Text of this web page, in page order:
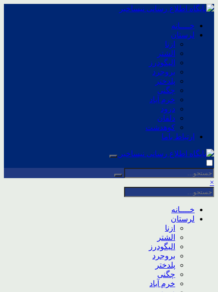
خــــانه
لرستان
ازنا
الشتر
الیگودرز
بروجرد
پلدختر
چگنی
خرم آباد
درود
دلفان
کوهدشت
ارتباط باما
×
خــــانه
لرستان
ازنا
الشتر
الیگودرز
بروجرد
پلدختر
چگنی
خرم آباد